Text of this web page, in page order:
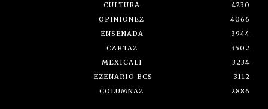
CULTURA
4230
OPINIONEZ
4066
ENSENADA
3944
CARTAZ
3502
MEXICALI
3234
EZENARIO BCS
3112
COLUMNAZ
2886